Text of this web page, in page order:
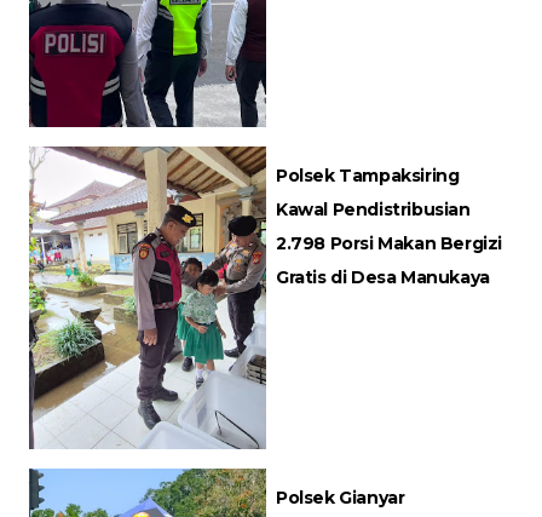
Polsek Tampaksiring
Kawal Pendistribusian
2.798 Porsi Makan Bergizi
Gratis di Desa Manukaya
Polsek Gianyar